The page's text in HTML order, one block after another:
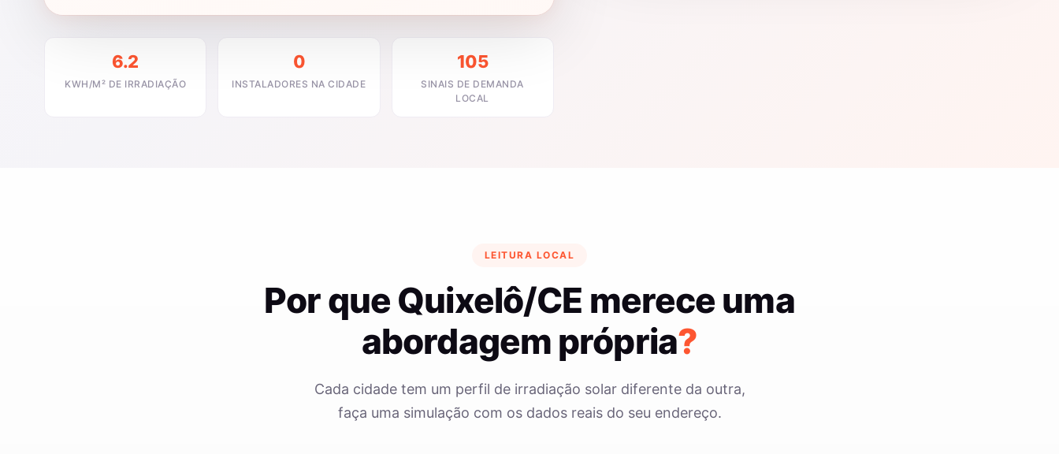
6.2
KWH/M² DE IRRADIAÇÃO
0
INSTALADORES NA CIDADE
105
SINAIS DE DEMANDA
LOCAL
LEITURA LOCAL
Por que Quixelô/CE merece uma
abordagem própria?
Cada cidade tem um perfil de irradiação solar diferente da outra,
faça uma simulação com os dados reais do seu endereço.